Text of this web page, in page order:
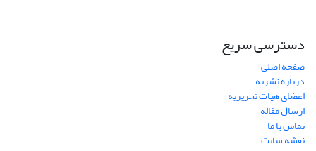
دسترسی سریع
صفحه اصلی
درباره نشریه
اعضای هیات تحریریه
ارسال مقاله
تماس با ما
نقشه سایت